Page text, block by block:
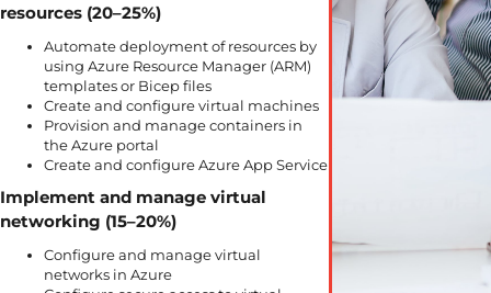
resources (20–25%)
Automate deployment of resources by
using Azure Resource Manager (ARM)
templates or Bicep files
Create and configure virtual machines
Provision and manage containers in
the Azure portal
Create and configure Azure App Service
Implement and manage virtual
networking (15–20%)
Configure and manage virtual
networks in Azure